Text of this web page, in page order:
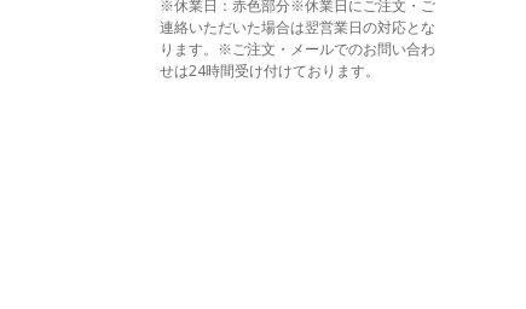
※休業日：赤色部分※休業日にご注文・ご
連絡いただいた場合は翌営業日の対応とな
ります。※ご注文・メールでのお問い合わ
せは24時間受け付けております。